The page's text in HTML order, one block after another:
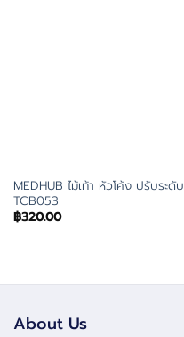
MEDHUB ไม้เท้า หัวโค้ง ปรับระดับ
TCB053
฿320.00
About Us